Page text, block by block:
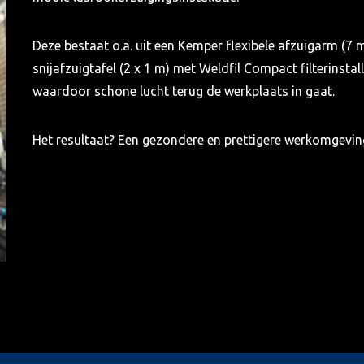
Deze bestaat o.a. uit een Kemper flexibele afzuigarm (7
snijafzuigtafel (2 x 1 m) met Weldfil Compact
waardoor schone lucht terug de werkplaats in gaat.
Het resultaat? Een gezondere en prettigere